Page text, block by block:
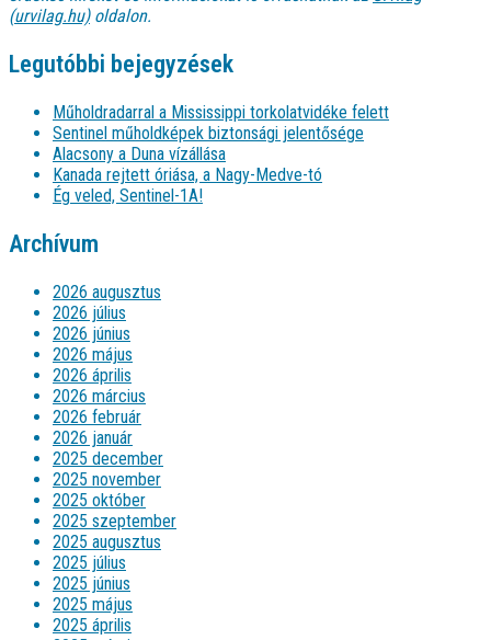
(urvilag.hu)oldalon.
Legutóbbi bejegyzések
Műholdradarral a Mississippi torkolatvidéke felett
Sentinel műholdképek biztonsági jelentősége
Alacsony a Duna vízállása
Kanada rejtett óriása, a Nagy-Medve-tó
Ég veled, Sentinel-1A!
Archívum
2026 augusztus
2026 július
2026 június
2026 május
2026 április
2026 március
2026 február
2026 január
2025 december
2025 november
2025 október
2025 szeptember
2025 augusztus
2025 július
2025 június
2025 május
2025 április